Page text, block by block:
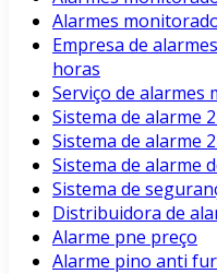
Alarmes
Empresa de
horas
Serviço de alarmes
Sistema de alarme
Sistema de alarme
Sistema de alarme
Sistema de
Distribuidora de
Alarme pne preço
Alarme pino anti